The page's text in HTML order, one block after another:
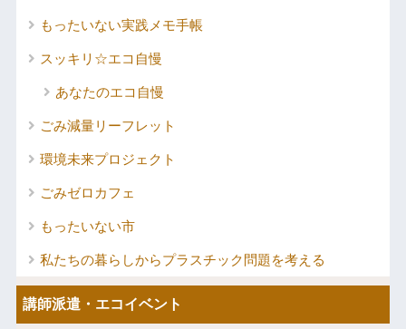
もったいない実践メモ手帳
スッキリ☆エコ自慢
あなたのエコ自慢
ごみ減量リーフレット
環境未来プロジェクト
ごみゼロカフェ
もったいない市
私たちの暮らしからプラスチック問題を考える
講師派遣・エコイベント